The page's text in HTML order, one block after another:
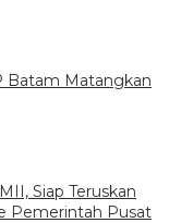
Batam Matangkan
Siap Teruskan
Pemerintah Pusat